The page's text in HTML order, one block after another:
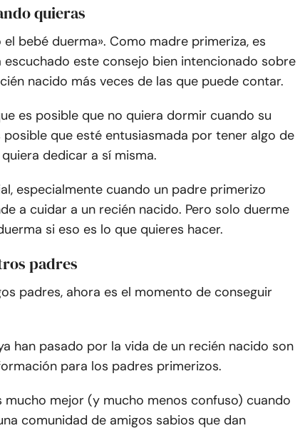
quieras
el bebé duerma». Como madre primeriza, es
escuchado este consejo bien intencionado sobre
nacido más veces de las que puede contar.
es posible que no quiera dormir cuando su
posible que esté entusiasmada por tener algo de
dedicar a sí misma.
especialmente cuando un padre primerizo
a cuidar a un recién nacido. Pero solo duerme
si eso es lo que quieres hacer.
padres
padres, ahora es el momento de conseguir
han pasado por la vida de un recién nacido son
para los padres primerizos.
mucho mejor (y mucho menos confuso) cuando
comunidad de amigos sabios que dan